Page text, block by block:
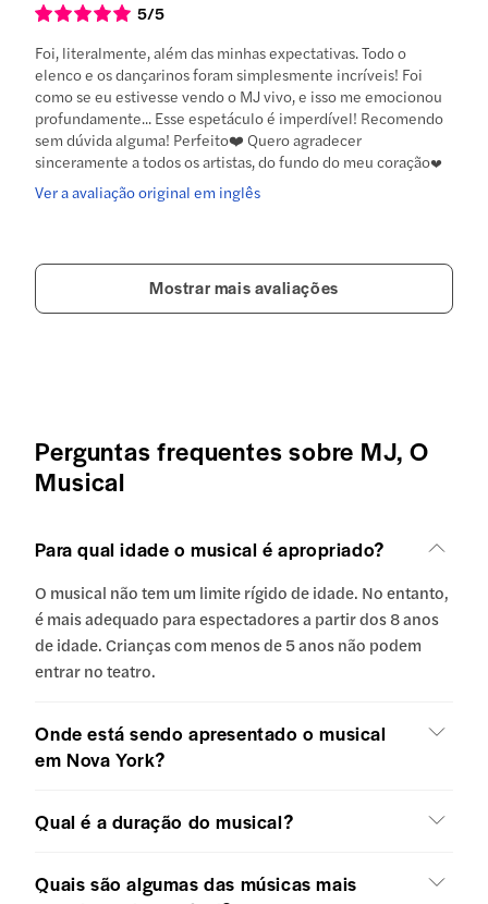
5/5
Foi, literalmente, além das minhas expectativas. Todo o
elenco e os dançarinos foram simplesmente incríveis! Foi
como se eu estivesse vendo o MJ vivo, e isso me emocionou
profundamente... Esse espetáculo é imperdível! Recomendo
sem dúvida alguma! Perfeito❤️ Quero agradecer
sinceramente a todos os artistas, do fundo do meu coração♥️
Ver a avaliação original em inglês
Mostrar mais avaliações
Perguntas frequentes sobre MJ, O
Musical
Para qual idade o musical é apropriado?
O musical não tem um limite rígido de idade. No entanto,
é mais adequado para espectadores a partir dos 8 anos
de idade. Crianças com menos de 5 anos não podem
entrar no teatro.
Onde está sendo apresentado o musical
em Nova York?
Qual é a duração do musical?
Quais são algumas das músicas mais